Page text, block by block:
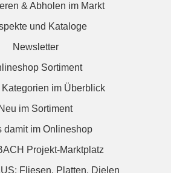
& Abholen im Markt
und Kataloge
Newsletter
Sortiment
im Überblick
Neu im Sortiment
damit im Onlineshop
Projekt-Marktplatz
Fliesen. Platten. Dielen